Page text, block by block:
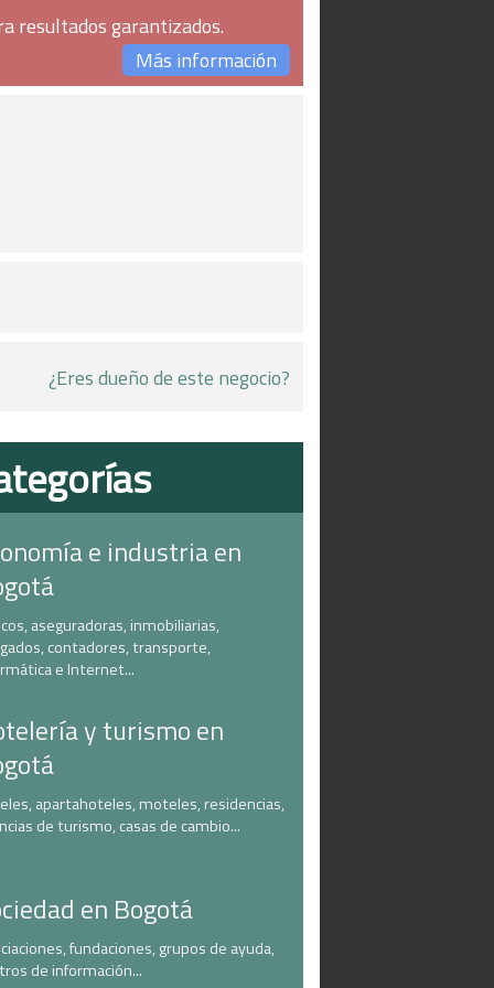
resultados garantizados.
Más información
¿Eres dueño de este negocio?
e industria en
aseguradoras, inmobiliarias,
contadores, transporte,
e Internet...
y turismo en
apartahoteles, moteles, residencias,
de turismo, casas de cambio...
en Bogotá
fundaciones, grupos de ayuda,
de información...